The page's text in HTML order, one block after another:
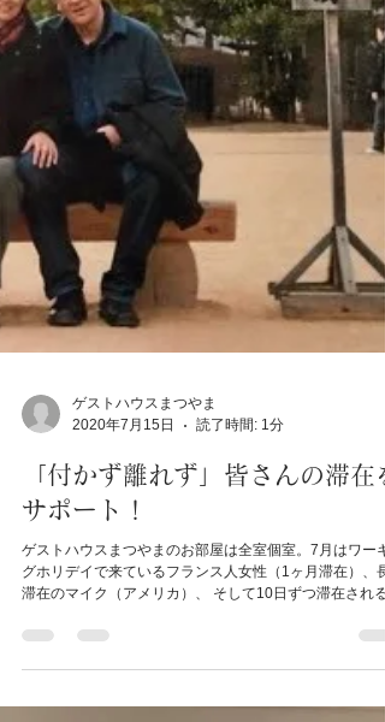
ゲストハウスまつやま
「付かず離れず」皆さんの滞在
サポート！